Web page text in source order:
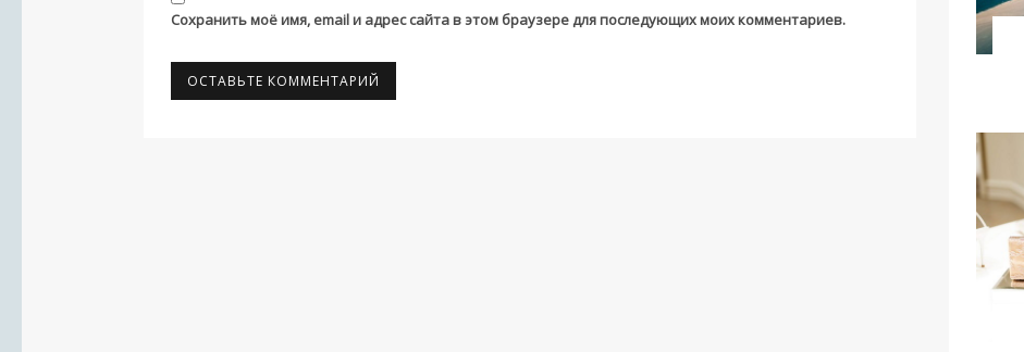
Сохранить моё имя, email и адрес сайта в этом браузере для последующих моих комментариев.